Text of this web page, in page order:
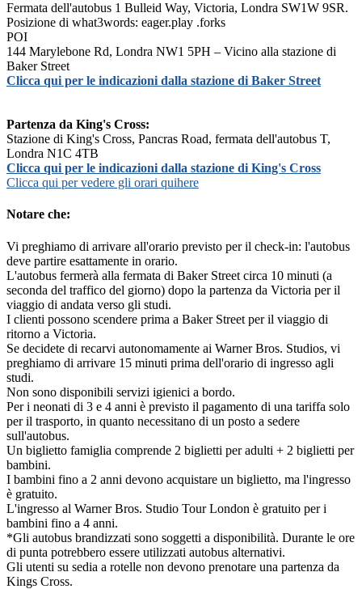
Fermata dell'autobus 1 Bulleid Way, Victoria, Londra SW1W 9SR.
Posizione di what3words: eager.play .forks
POI
144 Marylebone Rd, Londra NW1 5PH – Vicino alla stazione di
Baker Street
Clicca qui per le indicazioni dalla stazione di Baker Street
Partenza da King's Cross:
Stazione di King's Cross, Pancras Road, fermata dell'autobus T,
Londra N1C 4TB
Clicca qui per le indicazioni dalla stazione di King's Cross
Clicca qui per vedere gli orari quihere
Notare che:
Vi preghiamo di arrivare all'orario previsto per il check-in: l'autobus
deve partire esattamente in orario.
L'autobus fermerà alla fermata di Baker Street circa 10 minuti (a
seconda del traffico del giorno) dopo la partenza da Victoria per il
viaggio di andata verso gli studi.
I clienti possono scendere prima a Baker Street per il viaggio di
ritorno a Victoria.
Se decidete di recarvi autonomamente ai Warner Bros. Studios, vi
preghiamo di arrivare 15 minuti prima dell'orario di ingresso agli
studi.
Non sono disponibili servizi igienici a bordo.
Per i neonati di 3 e 4 anni è previsto il pagamento di una tariffa solo
per il trasporto, in quanto necessitano di un posto a sedere
sull'autobus.
Un biglietto famiglia comprende 2 biglietti per adulti + 2 biglietti per
bambini.
I bambini fino a 2 anni devono acquistare un biglietto, ma l'ingresso
è gratuito.
L'ingresso al Warner Bros. Studio Tour London è gratuito per i
bambini fino a 4 anni.
*Gli autobus brandizzati sono soggetti a disponibilità. Durante le ore
di punta potrebbero essere utilizzati autobus alternativi.
Gli utenti su sedia a rotelle non devono prenotare una partenza da
Kings Cross.